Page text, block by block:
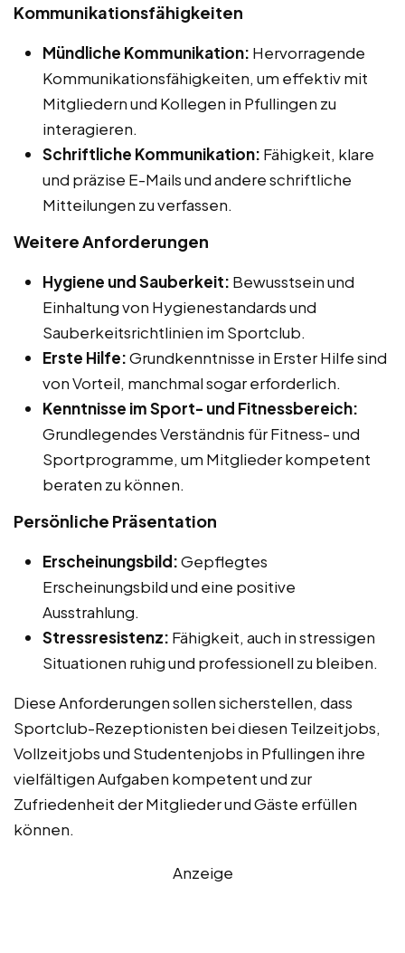
Kommunikationsfähigkeiten
Mündliche Kommunikation: Hervorragende
Kommunikationsfähigkeiten, um effektiv mit
Mitgliedern und Kollegen in Pfullingen zu
interagieren.
Schriftliche Kommunikation: Fähigkeit, klare
und präzise E-Mails und andere schriftliche
Mitteilungen zu verfassen.
Weitere Anforderungen
Hygiene und Sauberkeit: Bewusstsein und
Einhaltung von Hygienestandards und
Sauberkeitsrichtlinien im Sportclub.
Erste Hilfe:Grundkenntnisse in Erster Hilfe sind
von Vorteil, manchmal sogar erforderlich.
Kenntnisse im Sport- und Fitnessbereich:
Grundlegendes Verständnis für Fitness- und
Sportprogramme, um Mitglieder kompetent
beraten zu können.
Persönliche Präsentation
Erscheinungsbild:Gepflegtes
Erscheinungsbild und eine positive
Ausstrahlung.
Stressresistenz: Fähigkeit, auch in stressigen
Situationen ruhig und professionell zu bleiben.
Diese Anforderungen sollen sicherstellen, dass
Sportclub-Rezeptionisten bei diesen Teilzeitjobs,
Vollzeitjobs und Studentenjobs in Pfullingen ihre
vielfältigen Aufgaben kompetent und zur
Zufriedenheit der Mitglieder und Gäste erfüllen
können.
Anzeige